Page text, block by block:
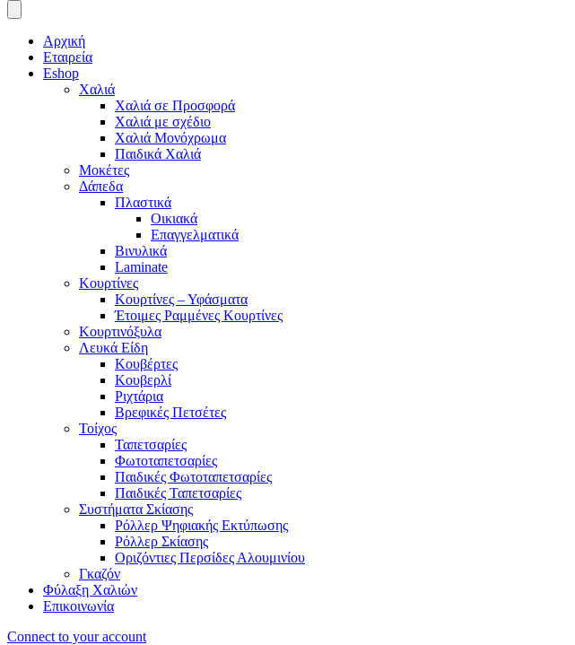
Αρχική
Εταιρεία
Eshop
Χαλιά
Χαλιά σε Προσφορά
Χαλιά με σχέδιο
Χαλιά Μονόχρωμα
Παιδικά Χαλιά
Μοκέτες
Δάπεδα
Πλαστικά
Οικιακά
Επαγγελματικά
Βινυλικά
Laminate
Κουρτίνες
Κουρτίνες – Υφάσματα
Έτοιμες Ραμμένες Κουρτίνες
Κουρτινόξυλα
Λευκά Είδη
Κουβέρτες
Κουβερλί
Ριχτάρια
Βρεφικές Πετσέτες
Τοίχος
Ταπετσαρίες
Φωτοταπετσαρίες
Παιδικές Φωτοταπετσαρίες
Παιδικές Ταπετσαρίες
Συστήματα Σκίασης
Ρόλλερ Ψηφιακής Εκτύπωσης
Ρόλλερ Σκίασης
Οριζόντιες Περσίδες Αλουμινίου
Γκαζόν
Φύλαξη Χαλιών
Επικοινωνία
Connect to your account